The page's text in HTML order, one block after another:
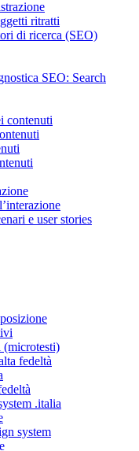
ritratti
di ricerca (SEO)
SEO: Search
contenuti
e user stories
(microtesti)
fedeltà
.italia
system